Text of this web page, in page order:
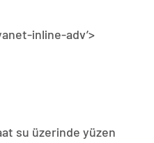
inline-adv’>
su üzerinde yüzen